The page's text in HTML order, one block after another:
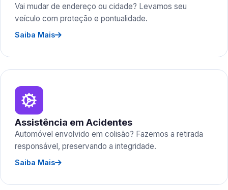
Vai mudar de endereço ou cidade? Levamos seu
veículo com proteção e pontualidade.
Saiba Mais
Assistência em Acidentes
Automóvel envolvido em colisão? Fazemos a retirada
responsável, preservando a integridade.
Saiba Mais